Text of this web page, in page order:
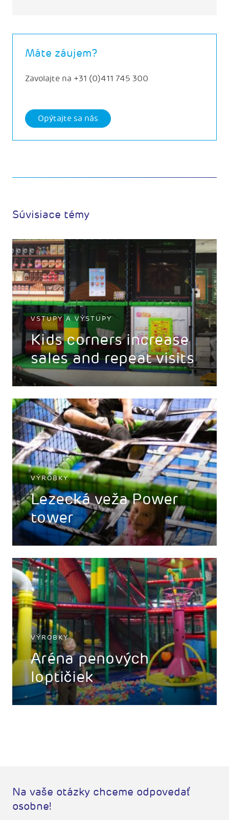
Máte záujem?
Zavolajte na +31 (0)411 745 300
Opýtajte sa nás
Súvisiace témy
VSTUPY A VÝSTUPY
Kids corners increase
sales and repeat visits
VÝROBKY
Lezecká veža Power
tower
VÝROBKY
Aréna penových
loptičiek
Na vaše otázky chceme odpovedať
osobne!